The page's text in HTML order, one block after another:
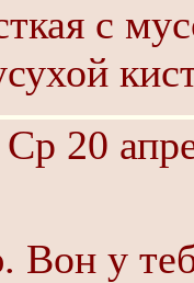
с
Ср 20
у